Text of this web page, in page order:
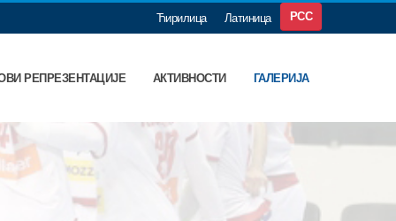
Ћирилица Латиница РСС
РЕПРЕЗЕНТАЦИЈЕ АКТИВНОСТИ ГАЛЕРИЈА